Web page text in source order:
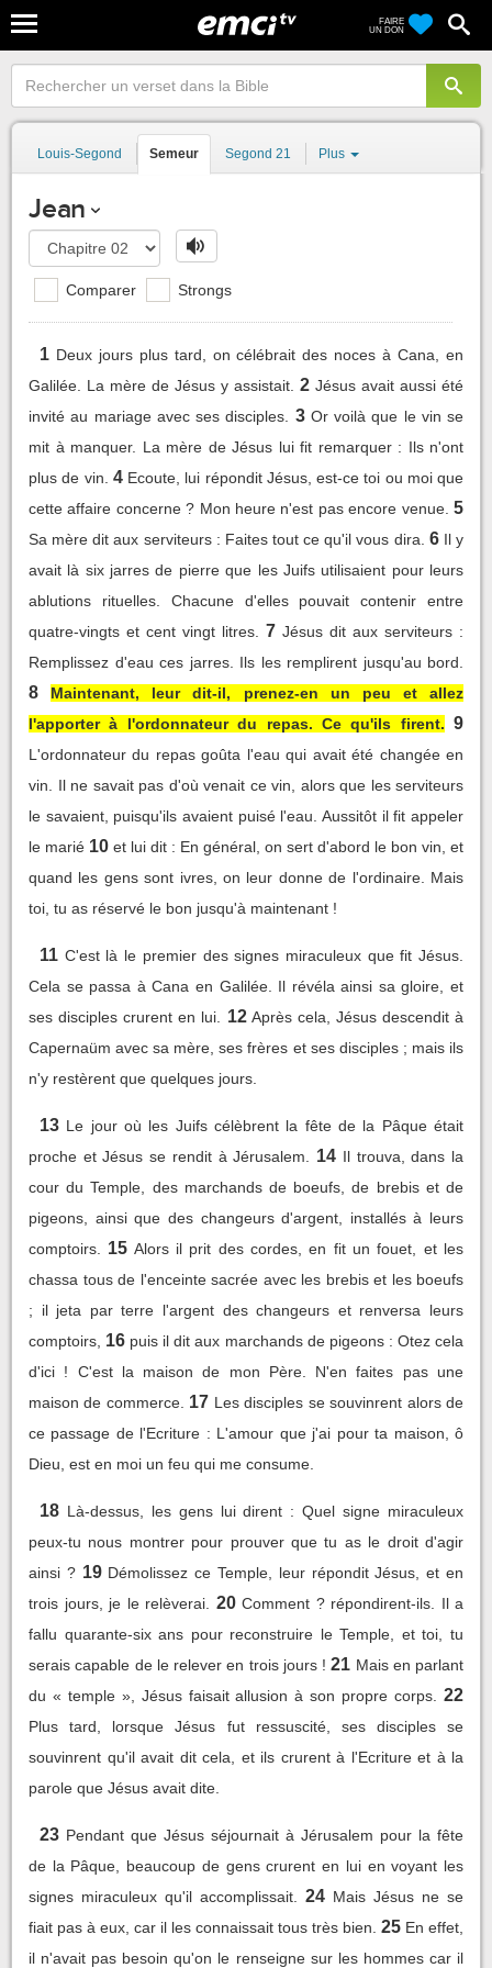
FAIRE
UN DON
Louis-Segond Semeur Segond 21 Plus
Jean
Comparer Strongs
1 Deux jours plus tard, on célébrait des noces à Cana, en
Galilée. La mère de Jésus y assistait. 2 Jésus avait aussi été
invité au mariage avec ses disciples.
3 Or voilà que le vin se
mit à manquer. La mère de Jésus lui fit remarquer : Ils n'ont
plus de vin. 4 Ecoute, lui répondit Jésus, est-ce toi ou moi que
cette affaire concerne ? Mon heure n'est pas encore venue. 5
Sa mère dit aux serviteurs : Faites tout ce qu'il vous dira. 6 Il y
avait là six jarres de pierre que les Juifs utilisaient pour leurs
ablutions rituelles. Chacune d'elles pouvait contenir entre
quatre-vingts et cent vingt litres.
7 Jésus dit aux serviteurs :
Remplissez d'eau ces jarres. Ils les remplirent jusqu'au bord.
8
Maintenant, leur dit-il, prenez-en un peu et allez
l'apporter à l'ordonnateur du repas. Ce qu'ils firent. 9
L'ordonnateur du repas goûta l'eau qui avait été changée en
vin. Il ne savait pas d'où venait ce vin, alors que les serviteurs
le savaient, puisqu'ils avaient puisé l'eau. Aussitôt il fit appeler
le marié 10 et lui dit : En général, on sert d'abord le bon vin, et
quand les gens sont ivres, on leur donne de l'ordinaire. Mais
toi, tu as réservé le bon jusqu'à maintenant !
11 C'est là le premier des signes miraculeux que fit Jésus.
Cela se passa à Cana en Galilée. Il révéla ainsi sa gloire, et
ses disciples crurent en lui.
12 Après cela, Jésus descendit à
Capernaüm avec sa mère, ses frères et ses disciples ; mais ils
n'y restèrent que quelques jours.
13 Le jour où les Juifs célèbrent la fête de la Pâque était
proche et Jésus se rendit à Jérusalem.
14 Il trouva, dans la
cour du Temple, des marchands de boeufs, de brebis et de
pigeons, ainsi que des changeurs d'argent, installés à leurs
comptoirs.
15 Alors il prit des cordes, en fit un fouet, et les
chassa tous de l'enceinte sacrée avec les brebis et les boeufs
; il jeta par terre l'argent des changeurs et renversa leurs
comptoirs, 16 puis il dit aux marchands de pigeons : Otez cela
d'ici ! C'est la maison de mon Père. N'en faites pas une
maison de commerce. 17 Les disciples se souvinrent alors de
ce passage de l'Ecriture : L'amour que j'ai pour ta maison, ô
Dieu, est en moi un feu qui me consume.
18 Là-dessus, les gens lui dirent : Quel signe miraculeux
peux-tu nous montrer pour prouver que tu as le droit d'agir
ainsi ? 19 Démolissez ce Temple, leur répondit Jésus, et en
trois jours, je le relèverai.
20 Comment ? répondirent-ils. Il a
fallu quarante-six ans pour reconstruire le Temple, et toi, tu
serais capable de le relever en trois jours ! 21 Mais en parlant
du « temple », Jésus faisait allusion à son propre corps.
22
Plus tard, lorsque Jésus fut ressuscité, ses disciples se
souvinrent qu'il avait dit cela, et ils crurent à l'Ecriture et à la
parole que Jésus avait dite.
23 Pendant que Jésus séjournait à Jérusalem pour la fête
de la Pâque, beaucoup de gens crurent en lui en voyant les
signes miraculeux qu'il accomplissait.
24 Mais Jésus ne se
fiait pas à eux, car il les connaissait tous très bien. 25 En effet,
il n'avait pas besoin qu'on le renseigne sur les hommes car il